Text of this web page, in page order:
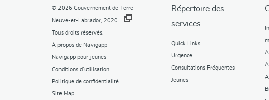
© 2026 Gouvernement de Terre-
Neuve-et-Labrador, 2020.
Tous droits réservés.
À propos de Navigapp
Navigapp pour jeunes
Conditions d’utilisation
Politique de confidentialité
Site Map
Répertoire des
services
Quick Links
Urgence
Consultations Fréquentes
Jeunes